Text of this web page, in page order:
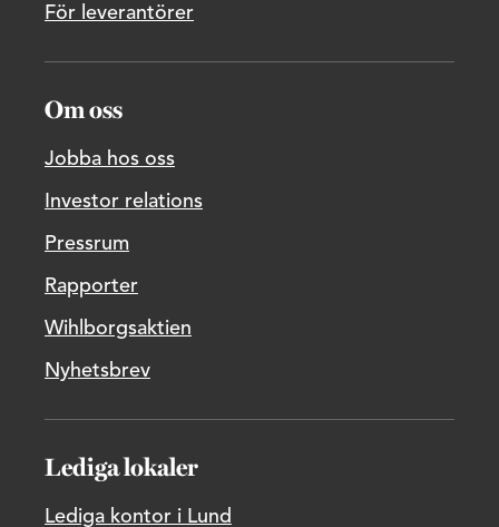
För leverantörer
Om oss
Jobba hos oss
Investor relations
Pressrum
Rapporter
Wihlborgsaktien
Nyhetsbrev
Lediga lokaler
Lediga kontor i Lund